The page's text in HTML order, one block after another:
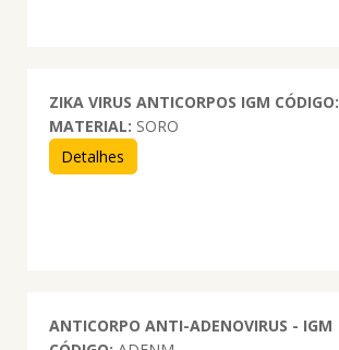
ZIKA VIRUS ANTICORPOS IGM CÓDIGO:
MATERIAL: SORO
Detalhes
ANTICORPO ANTI-ADENOVIRUS - IGM